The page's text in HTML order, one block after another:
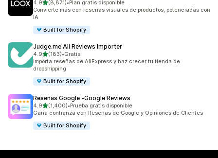
4.9de 5 estrellas
(8,871)
8871 reseñas en total
•Plan gratis disponible
Convierte más con reseñas visuales de productos, potenciadas con
IA
Built for Shopify
Judge.me Ali Reviews Importer
4.9de 5 estrellas
(183)
183 reseñas en total
•Gratis
Importa reseñas de AliExpress y haz crecer tu tienda de
dropshipping
Built for Shopify
Reseñas Google ‑Google Reviews
4.9de 5 estrellas
(1,400)
1400 reseñas en total
•Prueba gratis disponible
Gana confianza con Reseñas de Google y Opiniones de Clientes
Built for Shopify